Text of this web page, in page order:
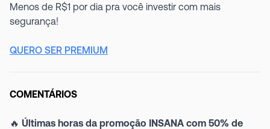
Menos de R$1 por dia pra você investir com mais
segurança!
QUERO SER PREMIUM
COMENTÁRIOS
🔥 Últimas horas da promoção INSANA com 50% de